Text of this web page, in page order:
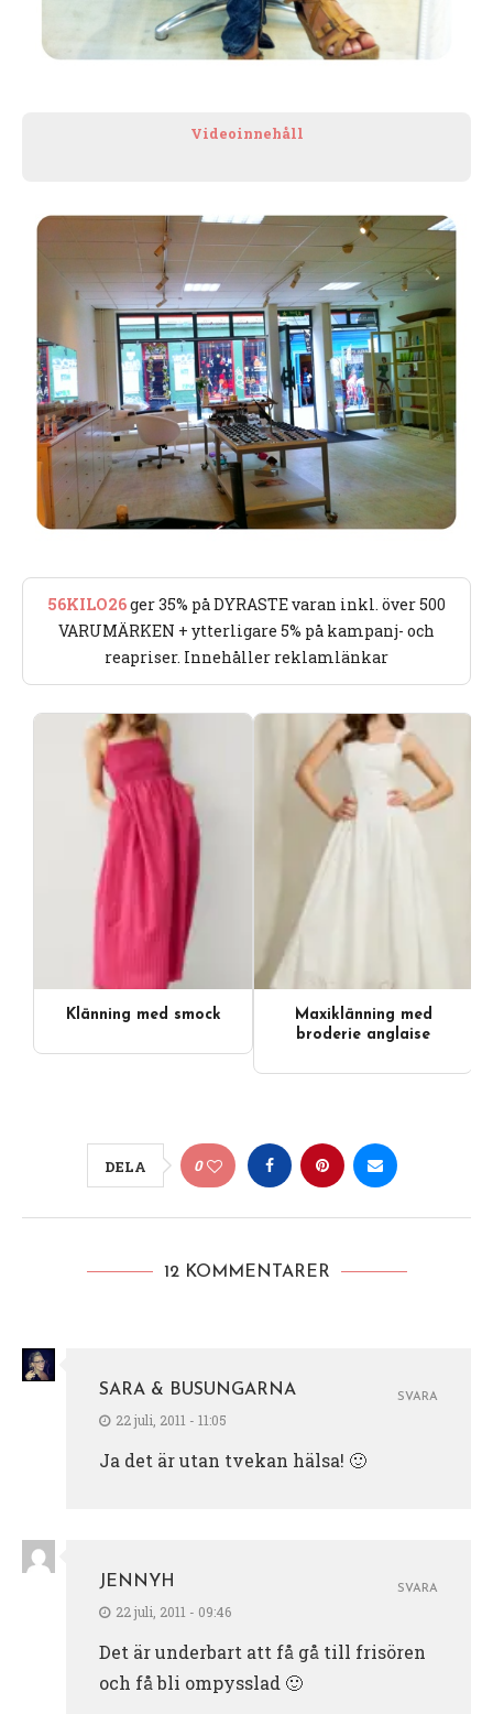
Videoinnehåll
56KILO26ger 35% på DYRASTE varan inkl. över 500
VARUMÄRKEN + ytterligare 5% på kampanj- och
reapriser. Innehåller reklamlänkar
Klänning med smock
Maxiklänning med
broderie anglaise
DELA 0
12 KOMMENTARER
SARA & BUSUNGARNA
22 juli, 2011 - 11:05
Ja det är utan tvekan hälsa! 🙂
SVARA
JENNYH
22 juli, 2011 - 09:46
Det är underbart att få gå till frisören
och få bli ompysslad 🙂
SVARA